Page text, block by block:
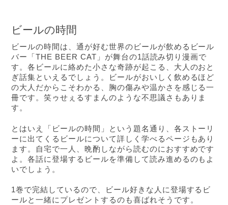
ビールの時間
ビールの時間は、通が好む世界のビールが飲めるビール
バー「THE BEER CAT」が舞台の1話読み切り漫画で
す。各ビールに絡めた小さな奇跡が起こる、大人のおと
ぎ話集といえるでしょう。ビールがおいしく飲めるほど
の大人だからこそわかる、胸の傷みや温かさを感じる一
冊です。笑ゥせぇるすまんのような不思議さもありま
す。
とはいえ「ビールの時間」という題名通り、各ストーリ
ーに出てくるビールについて詳しく学べるページもあり
ます。自宅で一人、晩酌しながら読むのにおすすめです
よ。各話に登場するビールを準備して読み進めるのもよ
いでしょう。
1巻で完結しているので、 ビール好きな人に登場する ビ
ールと一緒にプレゼントするのも喜ばれそうです。